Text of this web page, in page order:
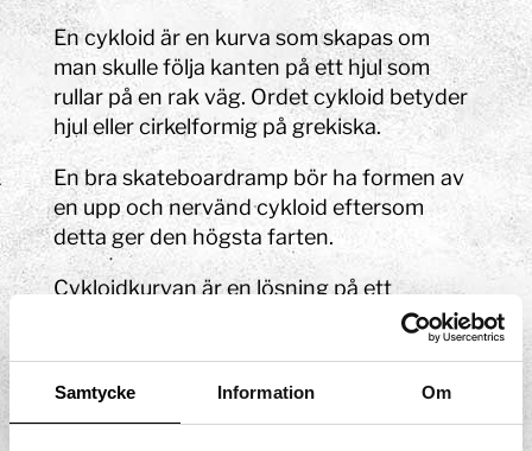
Samtycke Information Om
En cykloid är en kurva som skapas om
man skulle följa kanten på ett hjul som
rullar på en rak väg. Ordet cykloid betyder
hjul eller cirkelformig på grekiska.
En bra skateboardramp bör ha formen av
en upp och nervänd cykloid eftersom
detta ger den högsta farten.
Cykloidkurvan är en lösning på ett
problem som vetenskapspersoner haft.
Problemet kallades för Brachistochron-
"kortast tid" på grekiska.